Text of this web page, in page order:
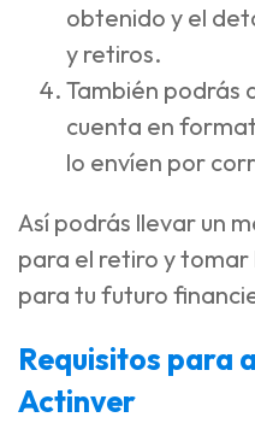
obtenido y el
y retiros.
También podrás
cuenta en
lo envíen por
Así podrás llevar un
para el retiro y tomar
para tu futuro
Requisitos para
Actinver